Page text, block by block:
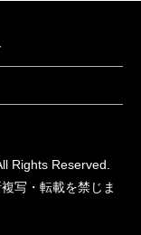
Rights Reserved.
写・転載を禁じま